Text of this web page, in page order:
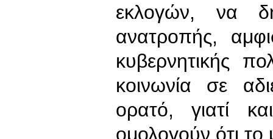
εκλογών, να
ανατροπής,
κυβερνητικής
κοινωνία σε
ορατό, γιατί
ομολογούν ότι